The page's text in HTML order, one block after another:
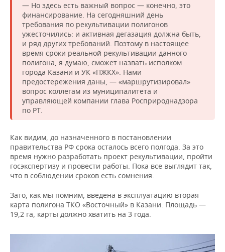
— Но здесь есть важный вопрос — конечно, это
финансирование. На сегодняшний день
требования по рекультивации полигонов
ужесточились: и активная дегазация должна быть,
и ряд других требований. Поэтому в настоящее
время сроки реальной рекультивации данного
полигона, я думаю, сможет назвать исполком
города Казани и УК «ПЖКХ». Нами
предостережения даны, — «маршрутизировал»
вопрос коллегам из муниципалитета и
управляющей компании глава Росприроднадзора
по РТ.
Как видим, до назначенного в постановлении
правительства РФ срока осталось всего полгода. За это
время нужно разработать проект рекультивации, пройти
госэкспертизу и провести работы. Пока все выглядит так,
что в соблюдении сроков есть сомнения.
Зато, как мы помним, введена в эксплуатацию вторая
карта полигона ТКО «Восточный» в Казани. Площадь —
19,2 га, карты должно хватить на 3 года.